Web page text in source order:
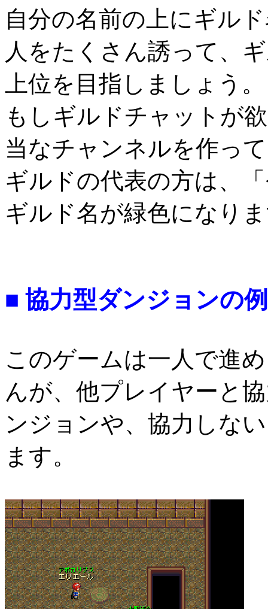
自分の名前の上にギル
人をたくさん誘って、
上位を目指しましょう。
もしギルドチャットが
当なチャンネルを作っ
ギルドの代表の方は、
ギルド名が緑色になり
■ 協力型ダンジョンの
このゲームは一人で進
んが、他プレイヤーと
ンジョンや、協力しな
ます。